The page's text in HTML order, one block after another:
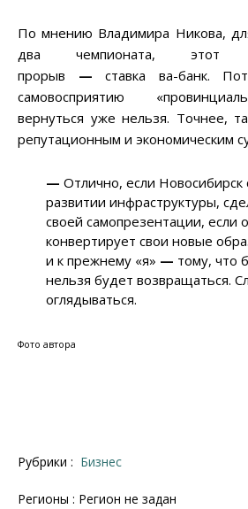
По мнению Владимира Никова,
два чемпионата, этот
прорыв —ставка ва-банк.
самовосприятию
вернуться уже нельзя. Точнее,
репутационным и экономическим
—Отлично, если Новосибирск
развитии инфраструктуры,
своей самопрезентации, если
конвертирует свои новые
и к прежнему «я» — тому, что
нельзя будет возвращаться.
оглядываться.
Фото автора
Рубрики : Бизнес
Регионы : Регион не задан